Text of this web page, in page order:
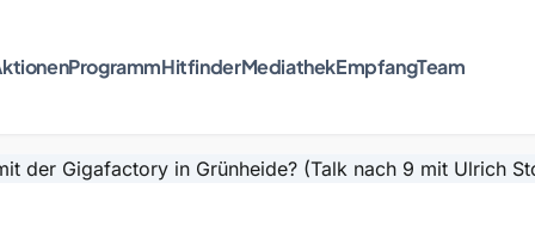
ProgrammHitfinderMediathekEmpfangTeam